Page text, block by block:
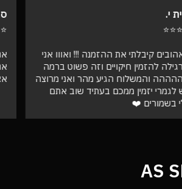
את ההזמנה !!! ואווו אני
חיקויים וזה פשוט ברמה
הגיע מהר ואני מרוצה
ממכם בעתיד שוב אתם
❤️
סבטלנה
אני הכל
אני מרוצה
אצלכם
AS